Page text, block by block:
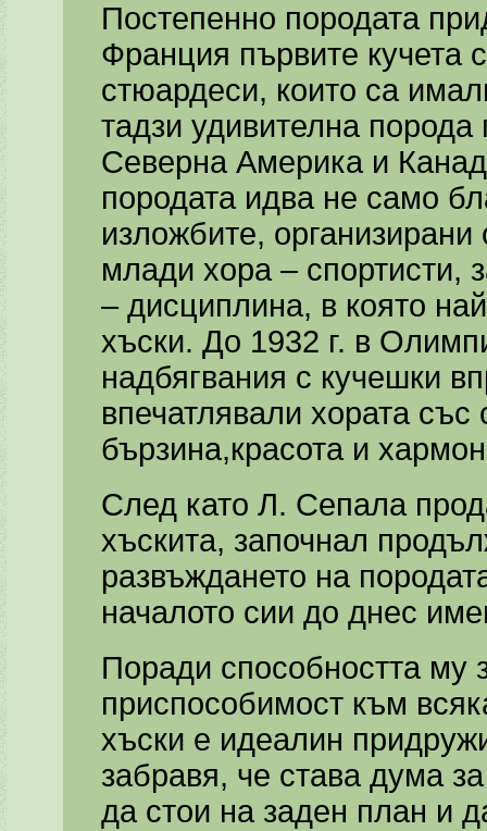
Постепенно породата
Франция първите кучета
стюардеси, които са
тадзи удивителна
Северна Америка и
породата идва не само
изложбите,
млади хора – спортисти,
– дисциплина, в която
хъски. До 1932 г. в
надбягвания с кучешки
впечатлявали хората със
бързина,красота и
След като Л. Сепала
хъскита, започнал
развъждането на
началото сии до днес
Поради способността му
приспособимост към
хъски е идеалин
забравя, че става дума
да стои на заден план и